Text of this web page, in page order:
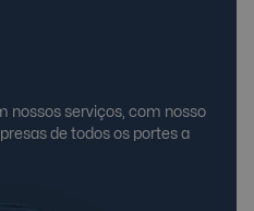
nossos serviços, com nosso
de todos os portes a